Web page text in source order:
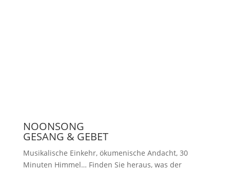
NOONSONG
GESANG & GEBET
Musikalische Einkehr, ökumenische Andacht, 30
Minuten Himmel… Finden Sie heraus, was der